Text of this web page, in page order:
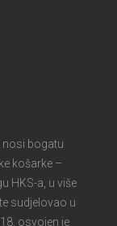
nosi bogatu
košarke –
HKS-a, u više
sudjelovao u
osvojen je